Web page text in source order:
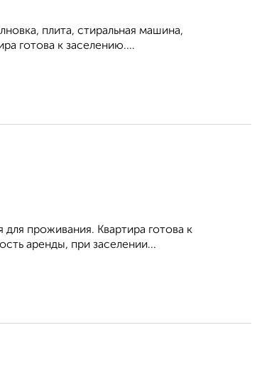
плита, стиральная машина,
готова к заселению....
проживания. Квартира готова к
аренды, при заселении...